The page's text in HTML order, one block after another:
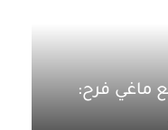
أغسطس 2026 مع ماغي فرح: